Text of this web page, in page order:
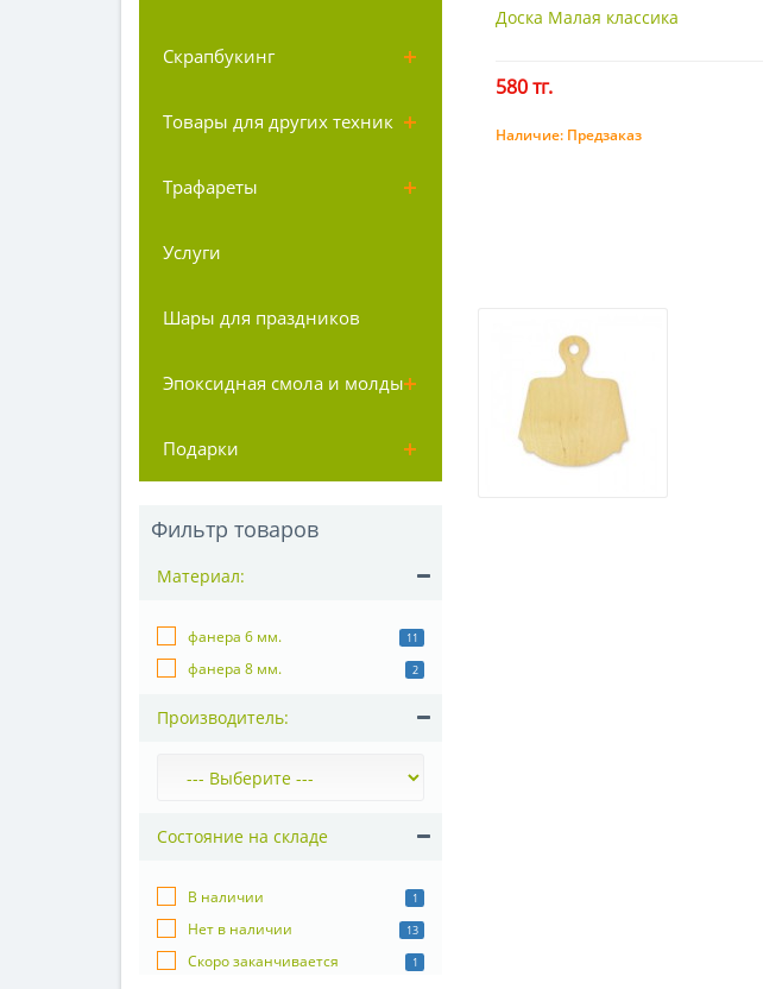
Скрапбукинг
Товары для других техник
Трафареты
Услуги
Шары для праздников
Эпоксидная смола и молды
Подарки
Фильтр товаров
Материал:
фанера 6 мм. 11
фанера 8 мм. 2
Производитель:
Состояние на складе
В наличии 1
Нет в наличии 13
Скоро заканчивается 1
Доска Малая классика
580 тг.
Предзаказ
Наличие: Предзаказ